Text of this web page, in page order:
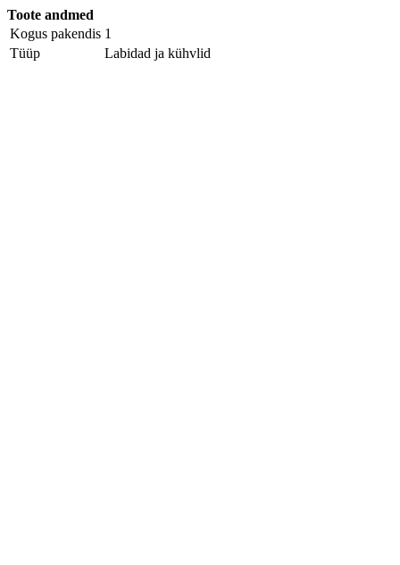
Toote andmed
Kogus pakendis 1
Tüüp
Labidad ja kühvlid